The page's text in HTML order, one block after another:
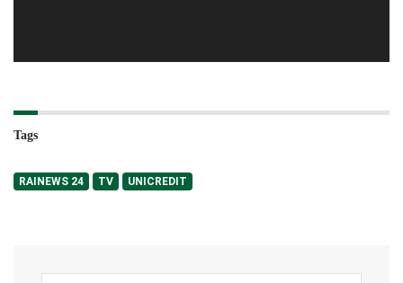
Tags
RAINEWS 24 TV UNICREDIT